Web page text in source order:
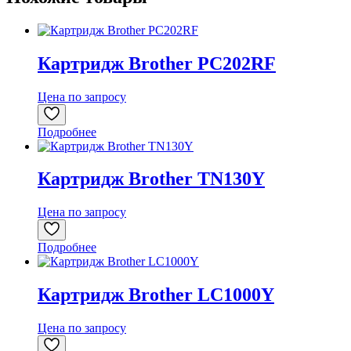
Картридж Brother PC202RF
Цена по запросу
Подробнее
Картридж Brother TN130Y
Цена по запросу
Подробнее
Картридж Brother LC1000Y
Цена по запросу